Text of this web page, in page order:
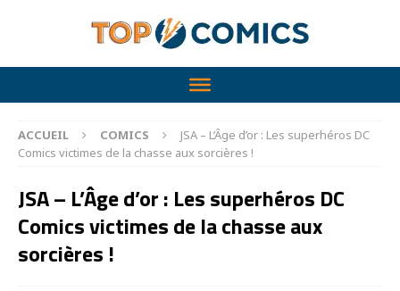
ACCUEIL COMICS
JSA – L’Âge d’or : Les superhéros DC
Comics victimes de la chasse aux sorcières !
JSA – L’Âge d’or : Les superhéros DC
Comics victimes de la chasse aux
sorcières !